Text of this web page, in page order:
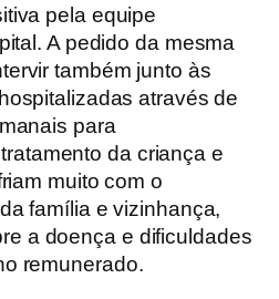
pela equipe
A pedido da mesma
também junto às
através de
para
da criança e
muito com o
família e vizinhança,
a doença e dificuldades
remunerado.